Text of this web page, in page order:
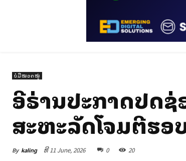
ບໍ່ມີໝວດໝູ່
ອີຣ່ານປະກາດປິດ
ສະຫະລັດໂຈມຕີຮ
By kaling ທີ 11 June, 2026 0 20